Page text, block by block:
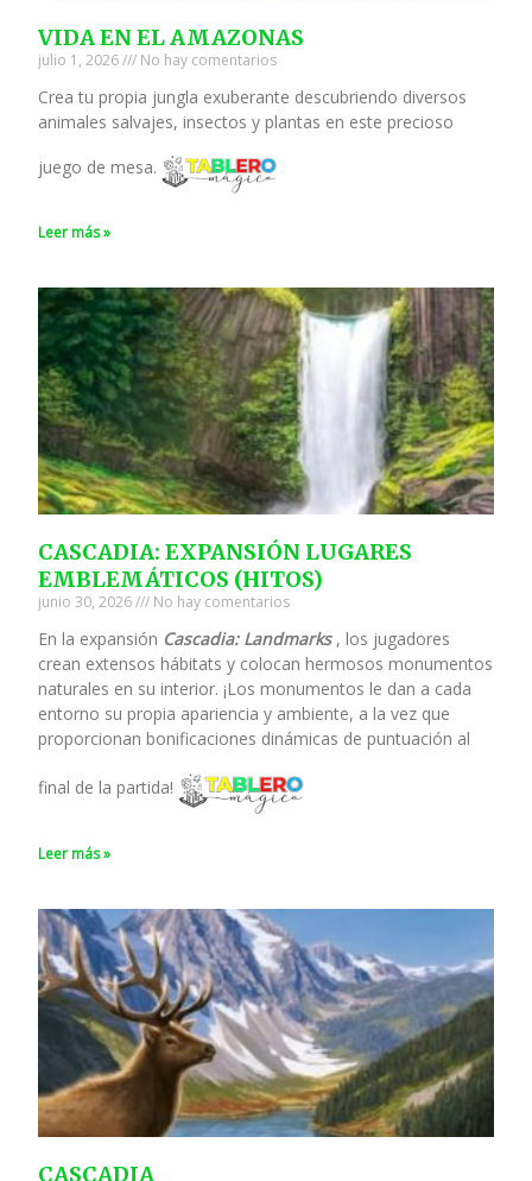
VIDA EN EL AMAZONAS
julio 1, 2026 No hay comentarios
Crea tu propia jungla exuberante descubriendo diversos
animales salvajes, insectos y plantas en este precioso
juego de mesa.
Leer más »
CASCADIA: EXPANSIÓN LUGARES
EMBLEMÁTICOS (HITOS)
junio 30, 2026 No hay comentarios
En la expansión Cascadia: Landmarks, los jugadores
crean extensos hábitats y colocan hermosos monumentos
naturales en su interior. ¡Los monumentos le dan a cada
entorno su propia apariencia y ambiente, a la vez que
proporcionan bonificaciones dinámicas de puntuación al
final de la partida!
Leer más »
CASCADIA